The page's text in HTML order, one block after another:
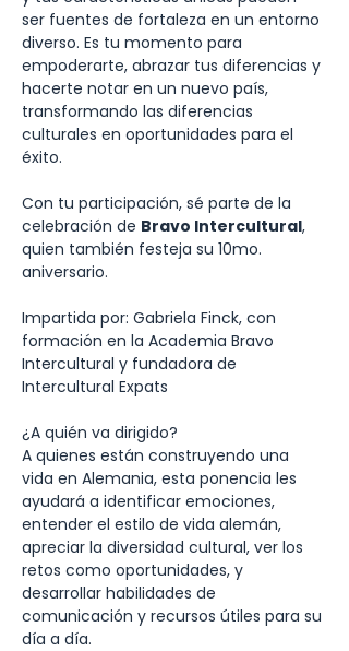
ser fuentes de fortaleza en un entorno
diverso. Es tu momento para
empoderarte, abrazar tus diferencias y
hacerte notar en un nuevo país,
transformando las diferencias
culturales en oportunidades para el
éxito.
Con tu participación, sé parte de la
celebración de Bravo Intercultural,
quien también festeja su 10mo.
aniversario.
Impartida por: Gabriela Finck, con
formación en la Academia Bravo
Intercultural y fundadora de
Intercultural Expats
¿A quién va dirigido?
A quienes están construyendo una
vida en Alemania, esta ponencia les
ayudará a identificar emociones,
entender el estilo de vida alemán,
apreciar la diversidad cultural, ver los
retos como oportunidades, y
desarrollar habilidades de
comunicación y recursos útiles para su
día a día.